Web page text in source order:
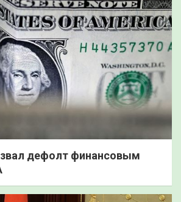
дефолт финансовым